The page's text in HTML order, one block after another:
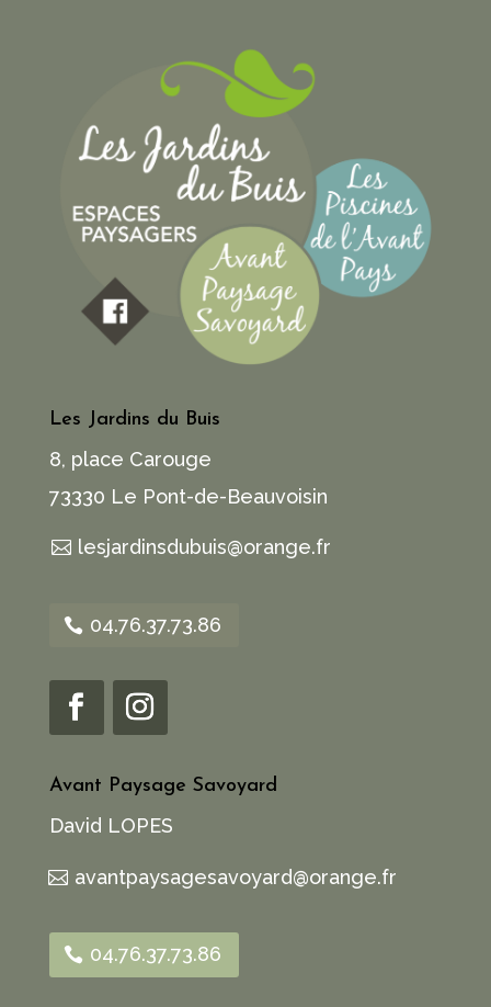
Les Jardins du Buis
8, place Carouge
73330 Le Pont-de-Beauvoisin
lesjardinsdubuis@orange.fr
04.76.37.73.86
Avant Paysage Savoyard
David LOPES
avantpaysagesavoyard@orange.fr
04.76.37.73.86